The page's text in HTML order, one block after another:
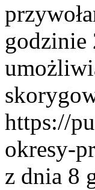
godzinie
https://
okresy-
z dnia 8